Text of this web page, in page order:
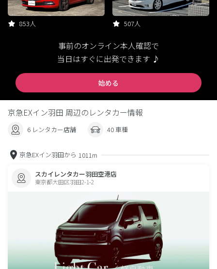
853人 507人
事前のオンライン本人確認で
当日はすぐに出発できます ♪
始める
京急EXイン羽田 周辺のレンタカー情報
6 レンタカー店舗 40 車種
京急EXイン羽田から 1011m
スカイレンタカー羽田空港店
東京都大田区羽田2-1-2